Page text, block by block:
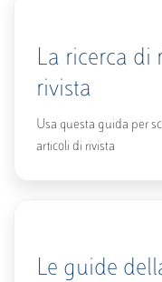
La ricerca di
rivista
Usa questa guida per
articoli di rivista
Le guide